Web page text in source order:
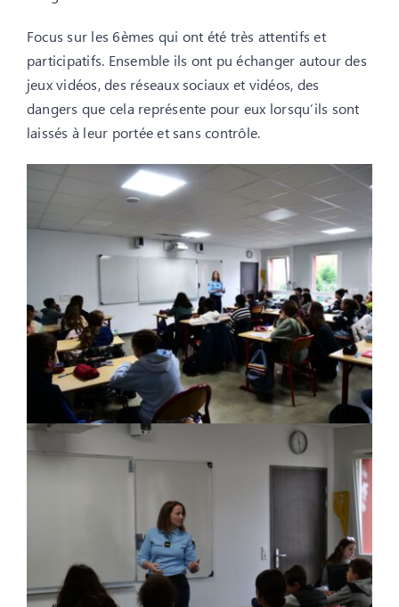
Focus sur les 6èmes qui ont été très attentifs et
participatifs. Ensemble ils ont pu échanger autour des
jeux vidéos, des réseaux sociaux et vidéos, des
dangers que cela représente pour eux lorsqu’ils sont
laissés à leur portée et sans contrôle.